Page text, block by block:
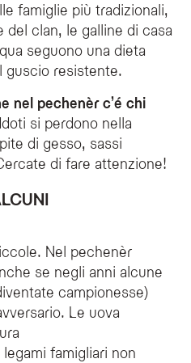
famiglie più tradizionali,
del clan, le galline di casa
seguono una dieta
guscio resistente.
nel pechenèr c’é chi
si perdono nella
di gesso, sassi
di fare attenzione!
Nel pechenèr
se negli anni alcune
campionesse)
Le uova
famigliari non